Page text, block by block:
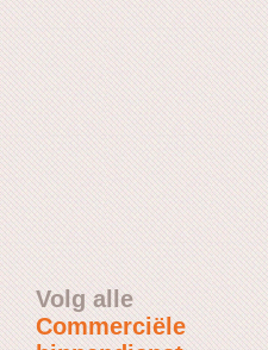
Volg alle
Commerciële